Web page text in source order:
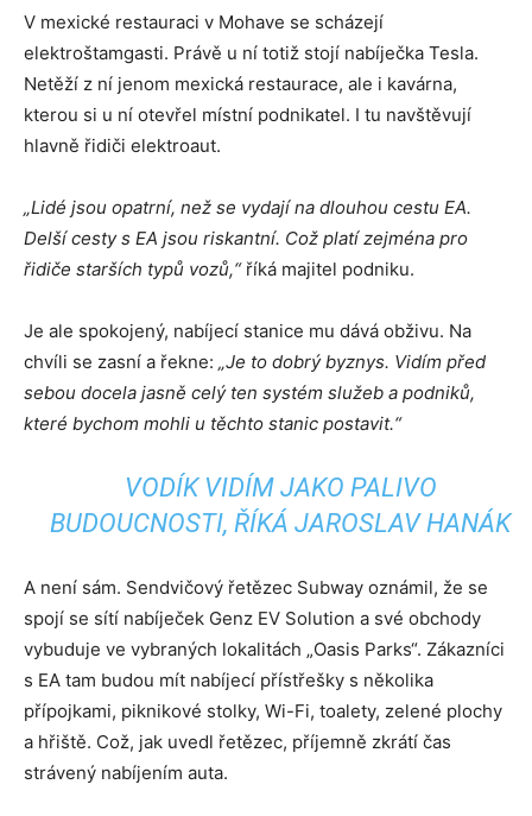
V mexické restauraci v Mohave se scházejí
elektroštamgasti. Právě u ní totiž stojí nabíječka Tesla.
Netěží z ní jenom mexická restaurace, ale i kavárna,
kterou si u ní otevřel místní podnikatel. I tu navštěvují
hlavně řidiči elektroaut.
„Lidé jsou opatrní, než se vydají na dlouhou cestu EA.
Delší cesty s EA jsou riskantní. Což platí zejména pro
řidiče starších typů vozů,“říká majitel podniku.
Je ale spokojený, nabíjecí stanice mu dává obživu. Na
chvíli se zasní a řekne: „Je to dobrý byznys. Vidím před
sebou docela jasně celý ten systém služeb a podniků,
které bychom mohli u těchto stanic postavit.“
VODÍK VIDÍM JAKO PALIVO
BUDOUCNOSTI, ŘÍKÁ JAROSLAV HANÁK
A není sám. Sendvičový řetězec Subway oznámil, že se
spojí se sítí nabíječek Genz EV Solution a své obchody
vybuduje ve vybraných lokalitách „Oasis Parks“. Zákazníci
s EA tam budou mít nabíjecí přístřešky s několika
přípojkami, piknikové stolky, Wi-Fi, toalety, zelené plochy
a hřiště. Což, jak uvedl řetězec, příjemně zkrátí čas
strávený nabíjením auta.